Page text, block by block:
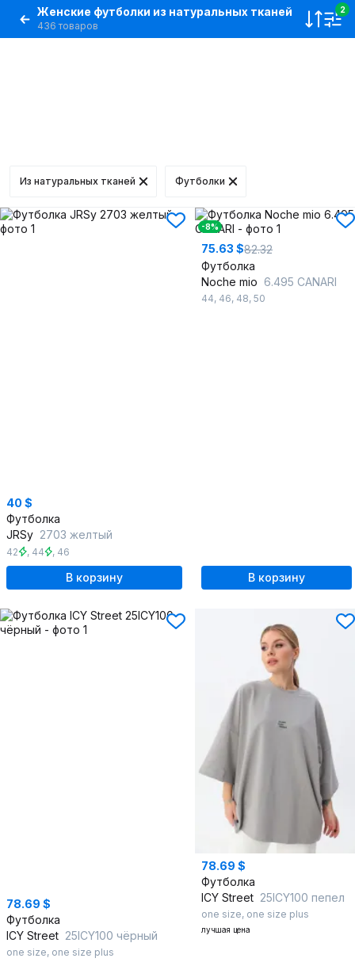
Женские футболки из натуральных тканей
436 товаров
2
Из натуральных тканей Футболки
40 $
Футболка
JRSy 2703 желтый
42 , 44 , 46
В корзину
-8%
75.63 $82.32
Футболка
Noche mio 6.495 CANARI
44, 46, 48, 50
В корзину
78.69 $
Футболка
ICY Street 25ICY100 чёрный
one size, one size plus
78.69 $
Футболка
ICY Street 25ICY100 пепел
one size, one size plus
лучшая цена